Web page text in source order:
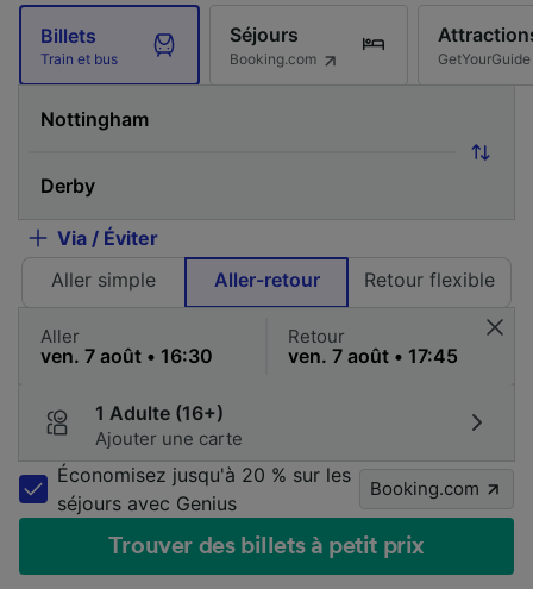
Billets
Train et bus
Séjours
Booking.com GetYourGuide
Via / Éviter
Aller simple
Aller-retour Retour flexible
Aller Retour
1 Adulte (16+)
Ajouter une carte
Économisez jusqu'à 20 % sur les
séjours avec Genius
Booking.com
Trouver des billets à petit prix